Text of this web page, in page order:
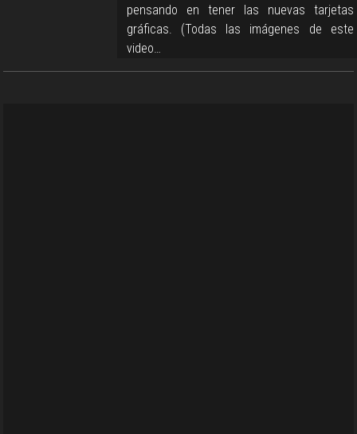
pensando en tener las nuevas tarjetas
gráficas. (Todas las imágenes de este
video…